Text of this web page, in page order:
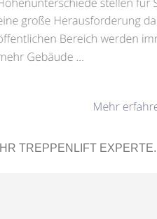
IHR TREPPENLIFT EXPERTE.